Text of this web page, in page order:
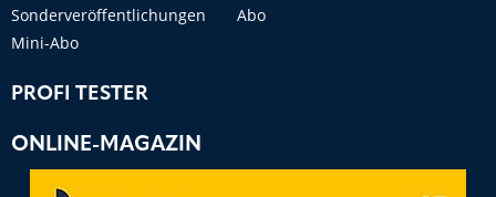
Sonderveröffentlichungen
Abo
Mini-Abo
PROFI TESTER
ONLINE-MAGAZIN